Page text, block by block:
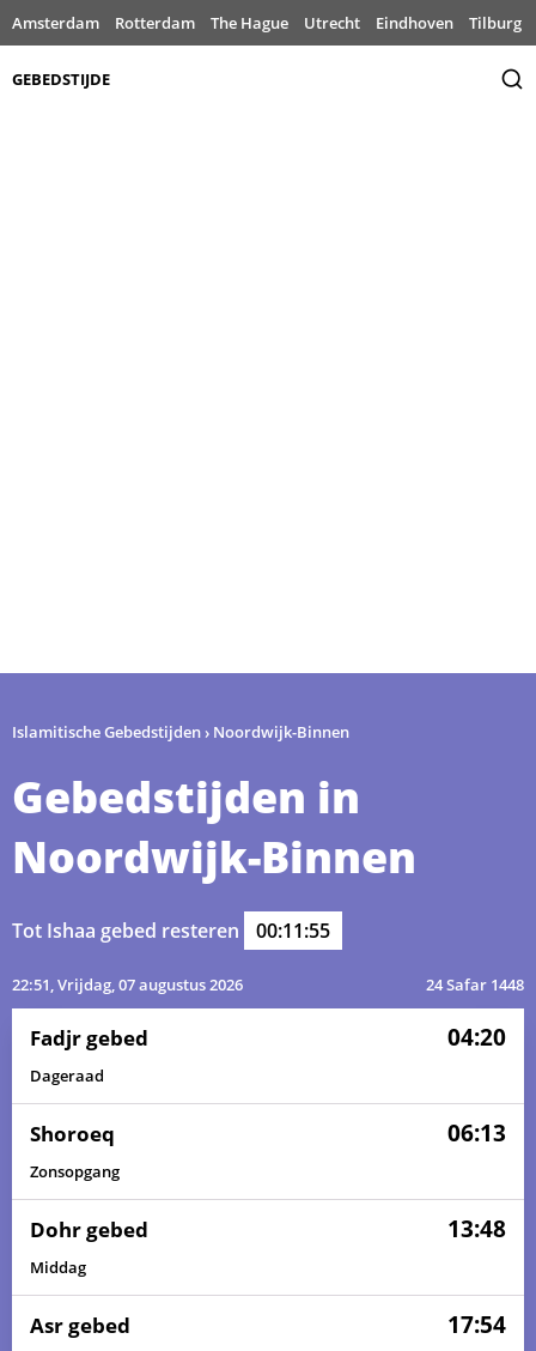
Amsterdam Rotterdam The Hague Utrecht Eindhoven Tilburg
GEBEDSTIJDE
Islamitische Gebedstijden› Noordwijk-Binnen
Gebedstijden in
Noordwijk-Binnen
Tot Ishaa gebed resteren 00:11:55
22:51, Vrijdag, 07 augustus 2026 24 Safar 1448
Fadjr gebed 04:20
Dageraad
Shoroeq 06:13
Zonsopgang
Dohr gebed 13:48
Middag
Asr gebed 17:54